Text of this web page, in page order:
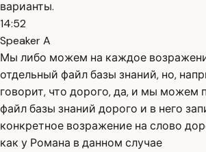
варианты.
14:52
Speaker A
Мы либо можем на каждое
отдельный файл базы знаний, но,
говорит, что дорого, да, и мы можем
файл базы знаний дорого и в него
конкретное возражение на слово
как у Романа в данном случае